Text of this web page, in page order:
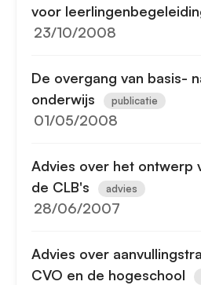
voor
23/10/2008
De overgang van basis-
onderwijs
publicatie
01/05/2008
Advies over het ontwerp
de CLB's
advies
28/06/2007
Advies over
CVO en de hogeschool